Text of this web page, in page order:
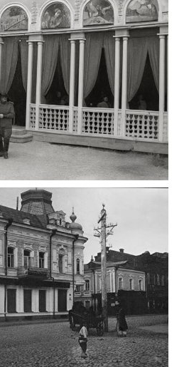
Фото Житомира період
до 1917 року
Leave a comment
ЖИТОМИР 1947
Фото Житомир (1945-
1960)
Leave a comment